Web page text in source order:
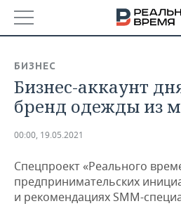
БАШКОРТОСТАН
ТАТАРСТАН
НОВОСТИ
АНАЛИТИКА
ДЕКЛАРАЦИИ О ДОХОДАХ
НОВОСТИ ЭКОНОМИКИ
ПРОМЫШЛЕННОСТЬ
БИЗНЕС
Бизнес-аккаунт
бренд одежды из
00:00, 19.05.2021
Спецпроект «Реального
предпринимательских
и рекомендациях SMM-